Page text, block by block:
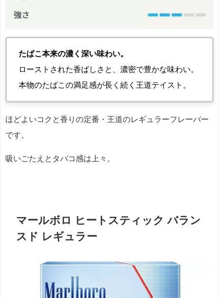
たばこ本来の濃く深い味わい。
ローストされた香ばしさと、濃密で豊かな味わい。
本物のたばこの満足感が長く続く王道テイスト。
ほどよいコクと香りの定番・王道のレギュラーフレーバー
です。
吸いごたえとタバコ感は上々。
マールボロ ヒートスティック バラン
スド レギュラー